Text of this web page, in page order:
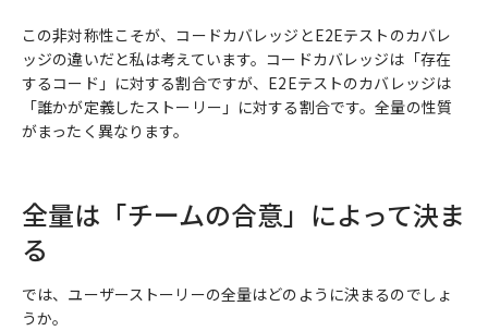
この非対称性こそが、コードカバレッジとE2Eテストのカバレ
ッジの違いだと私は考えています。コードカバレッジは「存在
するコード」に対する割合ですが、E2Eテストのカバレッジは
「誰かが定義したストーリー」に対する割合です。全量の性質
がまったく異なります。
全量は「チームの合意」によって決ま
る
では、ユーザーストーリーの全量はどのように決まるのでしょ
うか。